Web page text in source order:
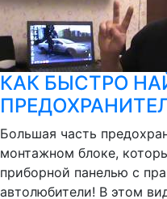
КАК БЫСТРО
Большая часть
монтажном блоке,
приборной панелью с
автолюбители! В этом